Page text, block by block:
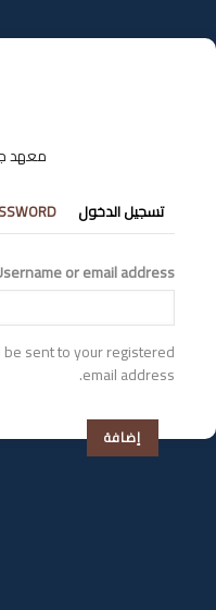
إلى
المحتوى
معهد
التبويبات
الأساسية
تسجيل الدخول
or email address
sent to your registered
email address.